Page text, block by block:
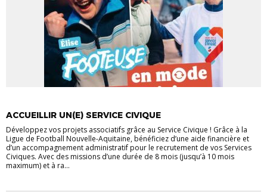
ACCUEILLIR UN(E) SERVICE CIVIQUE
Développez vos projets associatifs grâce au Service Civique ! Grâce à la
Ligue de Football Nouvelle-Aquitaine, bénéficiez d’une aide financière et
d’un accompagnement administratif pour le recrutement de vos Services
Civiques. Avec des missions d’une durée de 8 mois (jusqu’à 10 mois
maximum) et à ra...